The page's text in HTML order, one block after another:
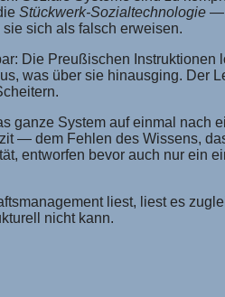
Stückwerk-Sozialtechnologie —
sich als falsch erweisen.
Die Preußischen
was über sie hinausging. Der
ganze System auf einmal nach
— dem Fehlen des Wissens,
entworfen bevor auch nur ein
liest, liest es
nicht kann.